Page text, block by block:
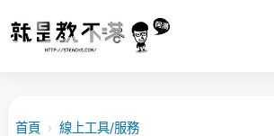
首頁 › 線上工具/服務